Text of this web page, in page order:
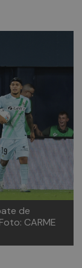
de
CARME